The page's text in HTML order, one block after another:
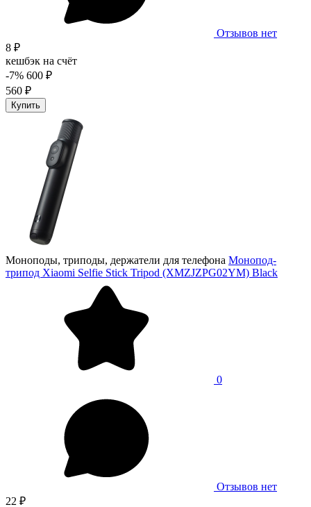
Отзывов нет
8 ₽
кешбэк на счёт
-7% 600 ₽
560 ₽
Купить
Моноподы, триподы, держатели для телефона Монопод-
трипод Xiaomi Selfie Stick Tripod (XMZJZPG02YM) Black
0
Отзывов нет
22 ₽